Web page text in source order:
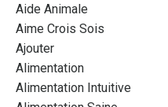
Aide Animale
Aime Crois Sois
Ajouter
Alimentation
Alimentation Intuitive